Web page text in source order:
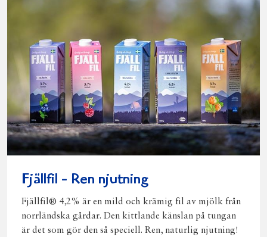
Fjällfil - Ren njutning
Fjällfil® 4,2% är en mild och krämig fil av mjölk från
norrländska gårdar. Den kittlande känslan på tungan
är det som gör den så speciell. Ren, naturlig njutning!